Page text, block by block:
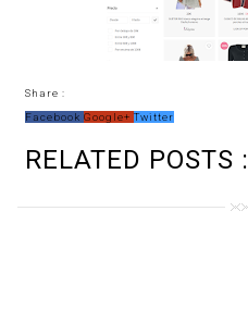
Share :
FacebookGoogle+Twitter
RELATED POSTS :